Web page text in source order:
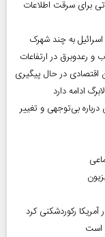
برای سرقت اطلاعات
به چند شهرک
اقتصادی در حال پیگیری
ادامه دارد
درباره بی‌توجهی و تغییر
است